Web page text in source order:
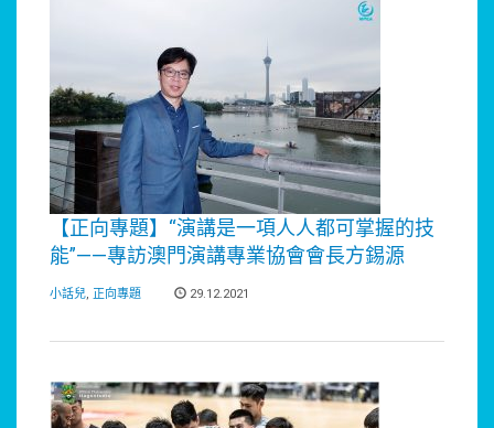
【正向專題】“演講是一項人人都可掌握的技
能”——專訪澳門演講專業協會會長方錫源
小話兒, 正向專題 29.12.2021